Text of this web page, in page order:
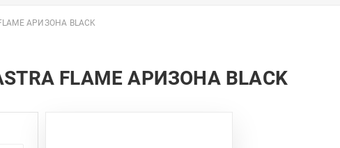
АРИЗОНА BLACK
FLAME АРИЗОНА BLACK